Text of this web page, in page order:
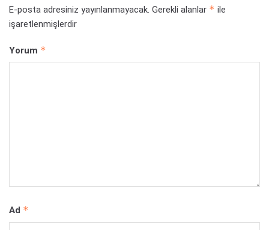
E-posta adresiniz yayınlanmayacak. Gerekli alanlar * ile
işaretlenmişlerdir
Yorum *
Ad *